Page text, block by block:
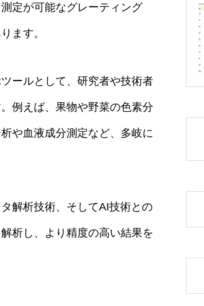
定が可能なグレーティング
ます。
ールとして、研究者や技術者
例えば、果物や野菜の色素分
や血液成分測定など、多岐に
解析技術、そしてAI技術との
析し、より精度の高い結果を